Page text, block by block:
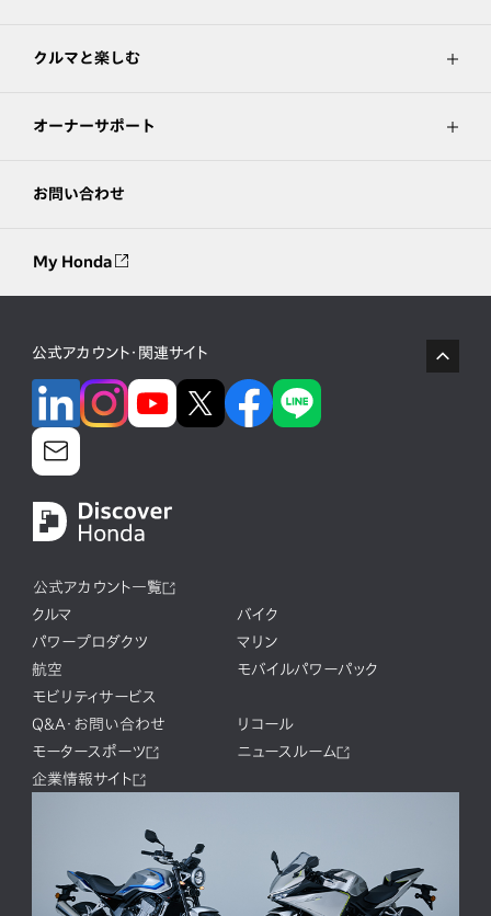
クルマと楽しむ
オーナーサポート
お問い合わせ
My Honda
公式アカウント・関連サイト
公式アカウント一覧
クルマ
バイク
パワープロダクツ
マリン
航空
モバイルパワーパック
モビリティサービス
Q&A・お問い合わせ
リコール
モータースポーツ
ニュースルーム
企業情報サイト